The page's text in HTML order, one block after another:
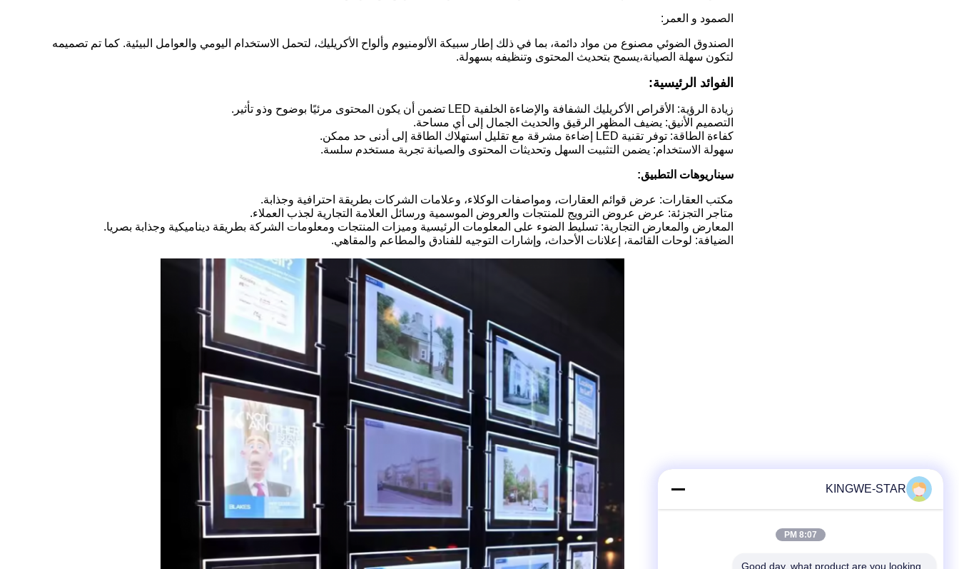
الصمود و العمر:
الصندوق الضوئي مصنوع من مواد دائمة، بما في ذلك إطار سبيكة الألومنيوم وألواح الأكريليك، لتحمل الاستخدام اليومي والعوامل البيئية. كما تم تصميمه
لتكون سهلة الصيانة،يسمح بتحديث المحتوى وتنظيفه بسهولة.
الفوائد الرئيسية:
زيادة الرؤية: الأقراص الأكريليك الشفافة والإضاءة الخلفية LED تضمن أن يكون المحتوى مرئيًا بوضوح وذو تأثير.
التصميم الأنيق: يضيف المظهر الرقيق والحديث الجمال إلى أي مساحة.
كفاءة الطاقة: توفر تقنية LED إضاءة مشرقة مع تقليل استهلاك الطاقة إلى أدنى حد ممكن.
سهولة الاستخدام: يضمن التثبيت السهل وتحديثات المحتوى والصيانة تجربة مستخدم سلسة.
سيناريوهات التطبيق:
مكتب العقارات: عرض قوائم العقارات، ومواصفات الوكلاء، وعلامات الشركات بطريقة احترافية وجذابة.
متاجر التجزئة: عرض عروض الترويج للمنتجات والعروض الموسمية ورسائل العلامة التجارية لجذب العملاء.
المعارض والمعارض التجارية: تسليط الضوء على المعلومات الرئيسية وميزات المنتجات ومعلومات الشركة بطريقة ديناميكية وجذابة بصريا.
الضيافة: لوحات القائمة، إعلانات الأحداث، وإشارات التوجيه للفنادق والمطاعم والمقاهي.
KINGWE-STAR
8:07 PM
Good day, what product are you looking